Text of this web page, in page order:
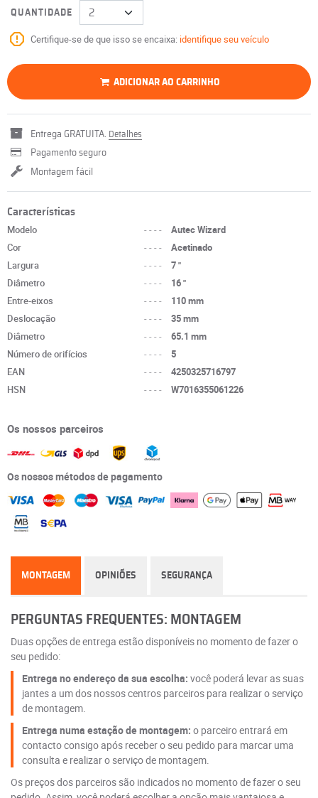
QUANTIDADE
Certifique-se de que isso se encaixa: identifique seu veículo
ADICIONAR AO CARRINHO
Entrega GRATUITA. Detalhes
Pagamento seguro
Montagem fácil
Características
Modelo ----
Autec Wizard
Cor
----
Acetinado
Largura
----
7 "
Diâmetro
----
16 "
Entre-eixos
----
110 mm
Deslocação
----
35 mm
Diâmetro
----
65.1 mm
Número de orifícios
----
5
EAN
----
4250325716797
HSN
---- W7016355061226
Os nossos parceiros
Os nossos métodos de pagamento
MONTAGEM OPINIÕES SEGURANÇA
PERGUNTAS FREQUENTES: MONTAGEM
Duas opções de entrega estão disponíveis no momento de fazer o
seu pedido:
Entrega no endereço da sua escolha: você poderá levar as suas
jantes a um dos nossos centros parceiros para realizar o serviço
de montagem.
Entrega numa estação de montagem: o parceiro entrará em
contacto consigo após receber o seu pedido para marcar uma
consulta e realizar o serviço de montagem.
Os preços dos parceiros são indicados no momento de fazer o seu